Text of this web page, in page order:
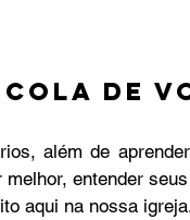
DE
além de
entender
aqui na nossa